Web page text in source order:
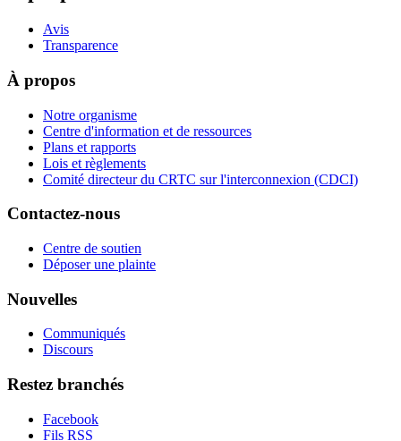
Avis
Transparence
À propos
Notre organisme
Centre d'information et de ressources
Plans et rapports
Lois et règlements
Comité directeur du CRTC sur l'interconnexion (CDCI)
Contactez-nous
Centre de soutien
Déposer une plainte
Nouvelles
Communiqués
Discours
Restez branchés
Facebook
Fils RSS